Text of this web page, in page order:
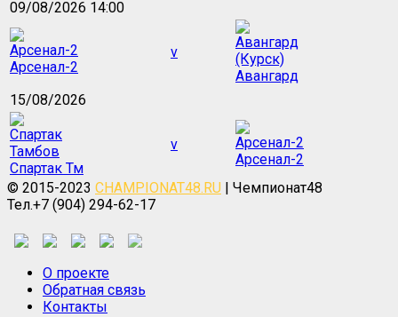
09/08/2026 14:00
Арсенал-2
v
Авангард
15/08/2026
Спартак Тм
v
Арсенал-2
© 2015-2023 CHAMPIONAT48.RU | Чемпионат48
Тел.+7 (904) 294-62-17
О проекте
Обратная связь
Контакты